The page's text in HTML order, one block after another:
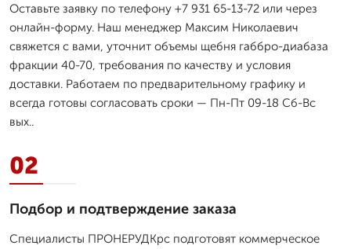
Оставьте заявку по телефону +7 931 65-13-72 или через
онлайн-форму. Наш менеджер Максим Николаевич
свяжется с вами, уточнит объемы щебня габбро-диабаза
фракции 40-70, требования по качеству и условия
доставки. Работаем по предварительному графику и
всегда готовы согласовать сроки — Пн-Пт 09-18 Сб-Вс
вых..
02
Подбор и подтверждение заказа
Специалисты ПРОНЕРУДКрс подготовят коммерческое